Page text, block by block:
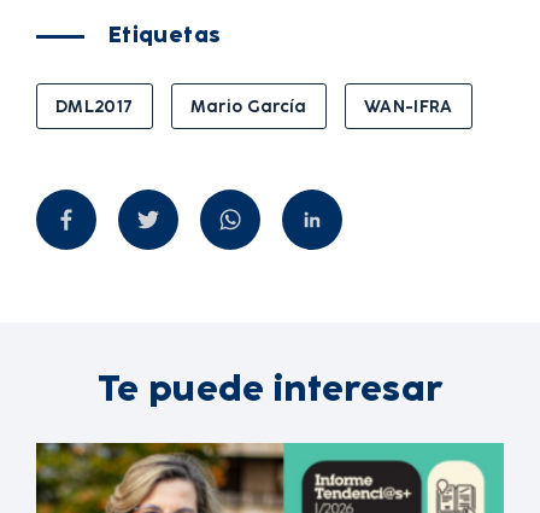
Etiquetas
DML2017 Mario García WAN-IFRA
Te puede interesar